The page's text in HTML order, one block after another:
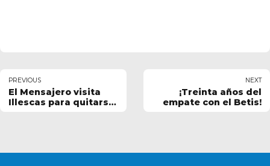
PREVIOUS
El Mensajero visita
Illescas para quitarse
NEXT
¡Treinta años del
empate con el Betis!